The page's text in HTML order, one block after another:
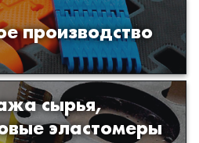
производство
из пластиков
по образцам либо
чертежам заказчика
сырья,
эластомеры
для производства
из полиуретана